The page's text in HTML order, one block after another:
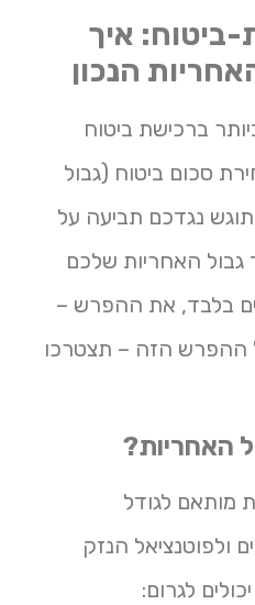
ביטוח: איך
הנכון
ברכישת ביטוח
סכום ביטוח (גבול
נגדכם תביעה על
גבול האחריות שלכם
שקלים בלבד, את ההפרש –
הזה – תצטרכו
האחריות?
מותאם לגודל
ולפוטנציאל הנזק
לגרום: